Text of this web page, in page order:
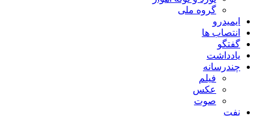
گروه ملی
ایمیدرو
انتصاب ها
گفتگو
یادداشت
چندرسانه
فیلم
عکس
صوت
نفت